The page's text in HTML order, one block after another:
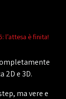
l’attesa è finita!
2D e 3D.
ma vere e